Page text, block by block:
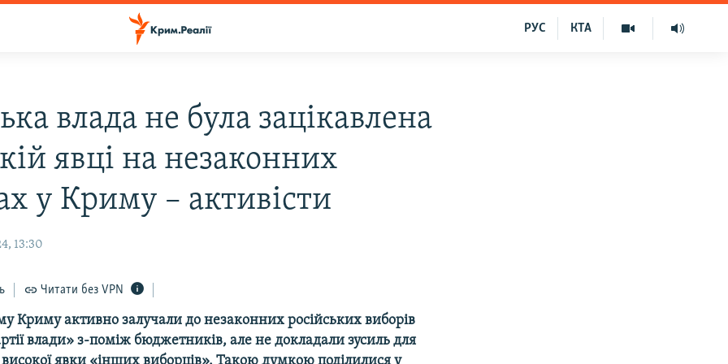
КТА
РУС
влада не була зацікавлена
явці на незаконних
у Криму – активісти
13:30
Читати без VPN
Криму активно залучали до незаконних російських виборів
влади» з-поміж бюджетників, але не докладали зусиль для